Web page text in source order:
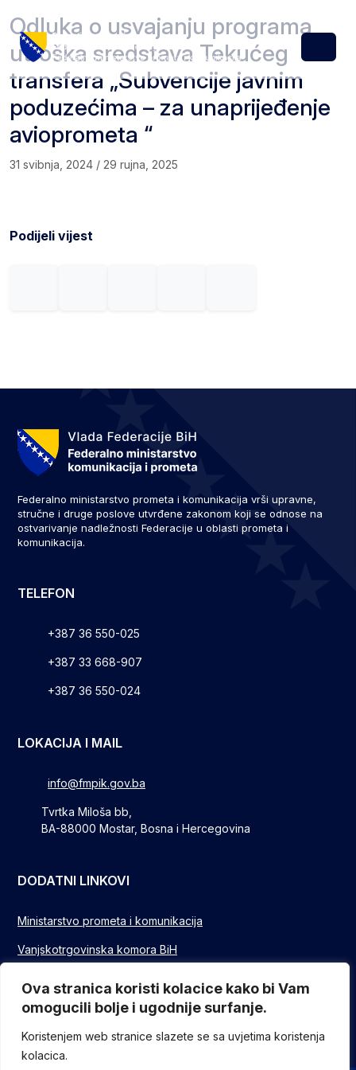
Ova stranica koristi kolacice kako bi Vam
omogucili bolje i ugodnije surfanje.
Koristenjem web stranice slazete se sa uvjetima koristenja
kolacica.
Menu
Odluka o usvajanju programa
utroška sredstava Tekućeg
transfera „Subvencije javnim
poduzećima – za unaprijeđenje
avioprometa “
31 svibnja, 2024 / 29 rujna, 2025
Podijeli vijest
Federalno ministarstvo prometa i komunikacija vrši upravne,
stručne i druge poslove utvrđene zakonom koji se odnose na
ostvarivanje nadležnosti Federacije u oblasti prometa i
komunikacija.
TELEFON
+387 36 550-025
+387 33 668-907
+387 36 550-024
LOKACIJA I MAIL
info@fmpik.gov.ba
Tvrtka Miloša bb,
BA-88000 Mostar, Bosna i Hercegovina
DODATNI LINKOVI
Ministarstvo prometa i komunikacija
Vanjskotrgovinska komora BiH
FUZIP Sarajevo